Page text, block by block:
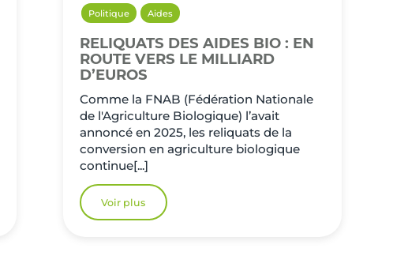
Politique Aides
RELIQUATS DES AIDES BIO : EN
ROUTE VERS LE MILLIARD
D’EUROS
Comme la FNAB (Fédération Nationale
de l'Agriculture Biologique) l’avait
annoncé en 2025, les reliquats de la
conversion en agriculture biologique
continue[...]
Voir plus